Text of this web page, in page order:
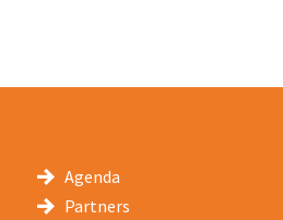
Agenda
Partners